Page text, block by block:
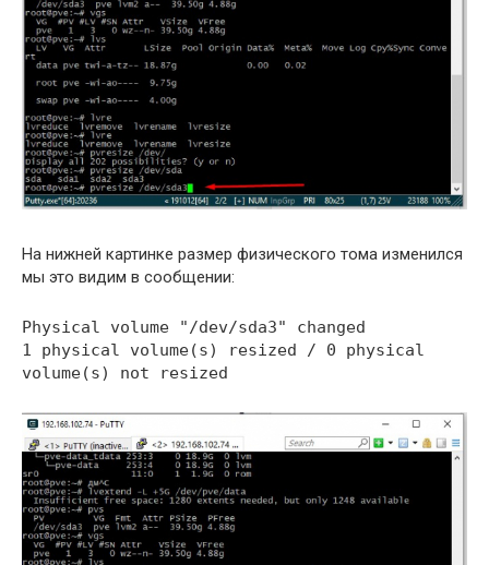
На нижней картинке размер физического тома изменился
мы это видим в сообщении:
Physical volume "/dev/sda3" changed
1 physical volume(s) resized / 0 physical
volume(s) not resized